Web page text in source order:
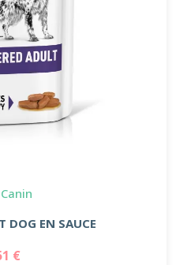
DOG EN SAUCE
€